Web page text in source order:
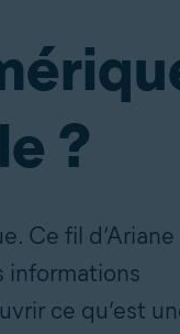
?
Ce fil d’Ariane
informations
ce qu’est